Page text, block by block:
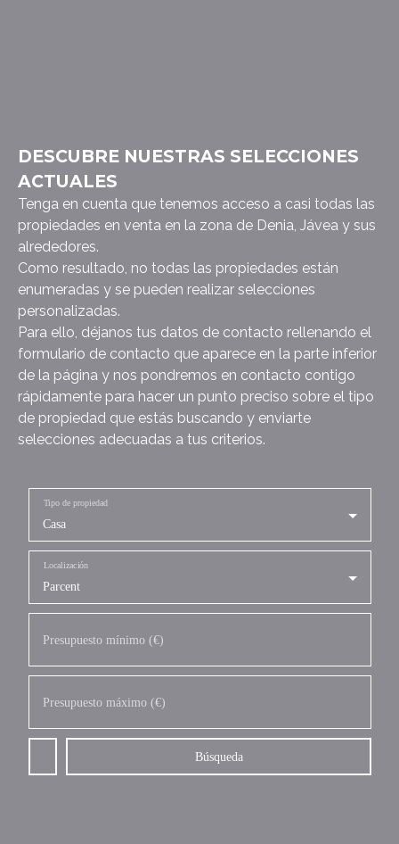
DESCUBRE NUESTRAS SELECCIONES
ACTUALES
Tenga en cuenta que tenemos acceso a casi todas las
propiedades en venta en la zona de Denia, Jávea y sus
alrededores.
Como resultado, no todas las propiedades están
enumeradas y se pueden realizar selecciones
personalizadas.
Para ello, déjanos tus datos de contacto rellenando el
formulario de contacto que aparece en la parte inferior
de la página y nos pondremos en contacto contigo
rápidamente para hacer un punto preciso sobre el tipo
de propiedad que estás buscando y enviarte
selecciones adecuadas a tus criterios.
Casa
Tipo de propiedad
Parcent
Localización
Presupuesto mínimo (€)
Presupuesto máximo (€)
Búsqueda